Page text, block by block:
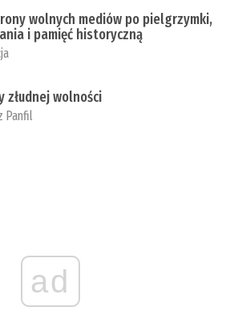
wolnych mediów po pielgrzymki,
i pamięć historyczną
złudnej wolności
Panfil
ad